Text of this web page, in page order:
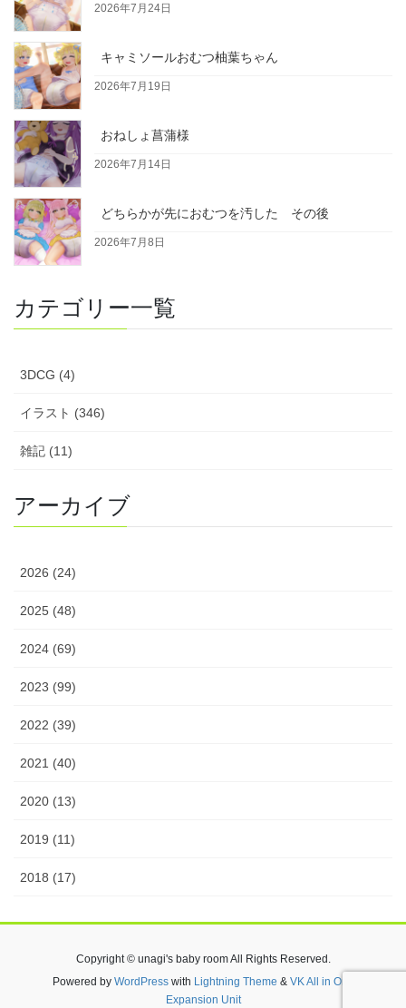
2026年7月24日
キャミソールおむつ柚葉ちゃん
2026年7月19日
おねしょ菖蒲様
2026年7月14日
どちらかが先におむつを汚した その後
2026年7月8日
カテゴリー一覧
3DCG (4)
イラスト (346)
雑記 (11)
アーカイブ
2026 (24)
2025 (48)
2024 (69)
2023 (99)
2022 (39)
2021 (40)
2020 (13)
2019 (11)
2018 (17)
Copyright © unagi's baby room All Rights Reserved.
Powered by WordPresswith Lightning Theme & VK All in One
Expansion Unit